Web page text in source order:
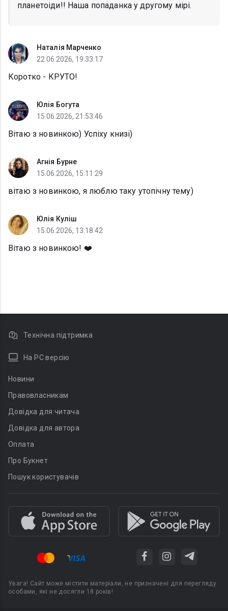
планетоiди!! Наша попаданка у другому мiрi.
Наталія Марченко
22.06.2026, 19:33:17
Коротко - КРУТО!
Юлія Богута
15.06.2026, 21:53:46
Вітаю з новинкою) Успіху книзі)
Агнія Бурне
15.06.2026, 15:11:29
вітаю з новинкою, я люблю таку утопічну тему)
Юлія Куліш
15.06.2026, 13:18:42
Вітаю з новинкою! ❤️
Технічна підтримка
На PC версію
Новини
Правовласникам
Довідка для читача
Довідка для автора
Оплата
Про Букнет
Пошук користувачів
Увага! Сайт може містити матеріали, не призначені для перегляду
особами, які не досягли 18 років!